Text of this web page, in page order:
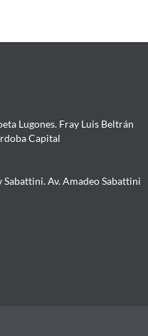
Lugones. Fray Luis Beltrán
Capital
Av. Amadeo Sabattini